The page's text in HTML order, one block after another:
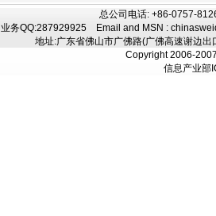
总公司电话: +86-0757-
业务QQ:287929925 Email and MSN :
地址:广东省佛山市广佛路(广佛高速谢边
Copyright 2006-
信息产业部